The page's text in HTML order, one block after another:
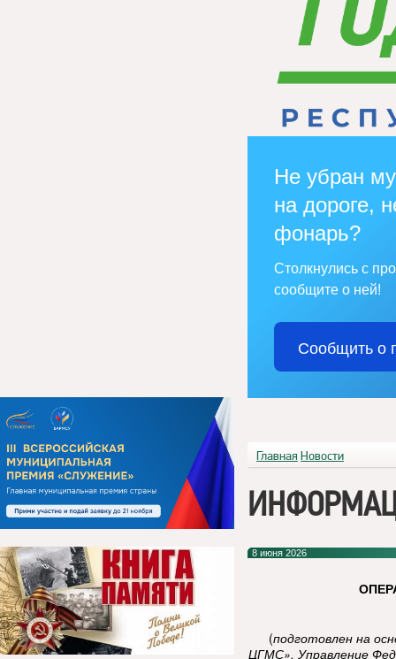
Не убран
на дороге,
фонарь?
Столкнулись с
сообщите о ней!
Сообщить о
Главная Новости
8 июня 2026
(подготовлен на
ЦГМС», Управление